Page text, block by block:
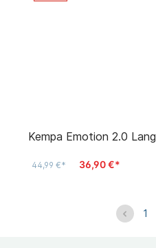
Kempa Emotion 2.0
44,99 €* 36,90 €*
1